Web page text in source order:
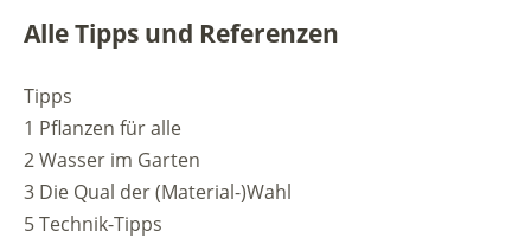
Alle Tipps und Referenzen
Tipps
1 Pflanzen für alle
2 Wasser im Garten
3 Die Qual der (Material-)Wahl
5 Technik-Tipps